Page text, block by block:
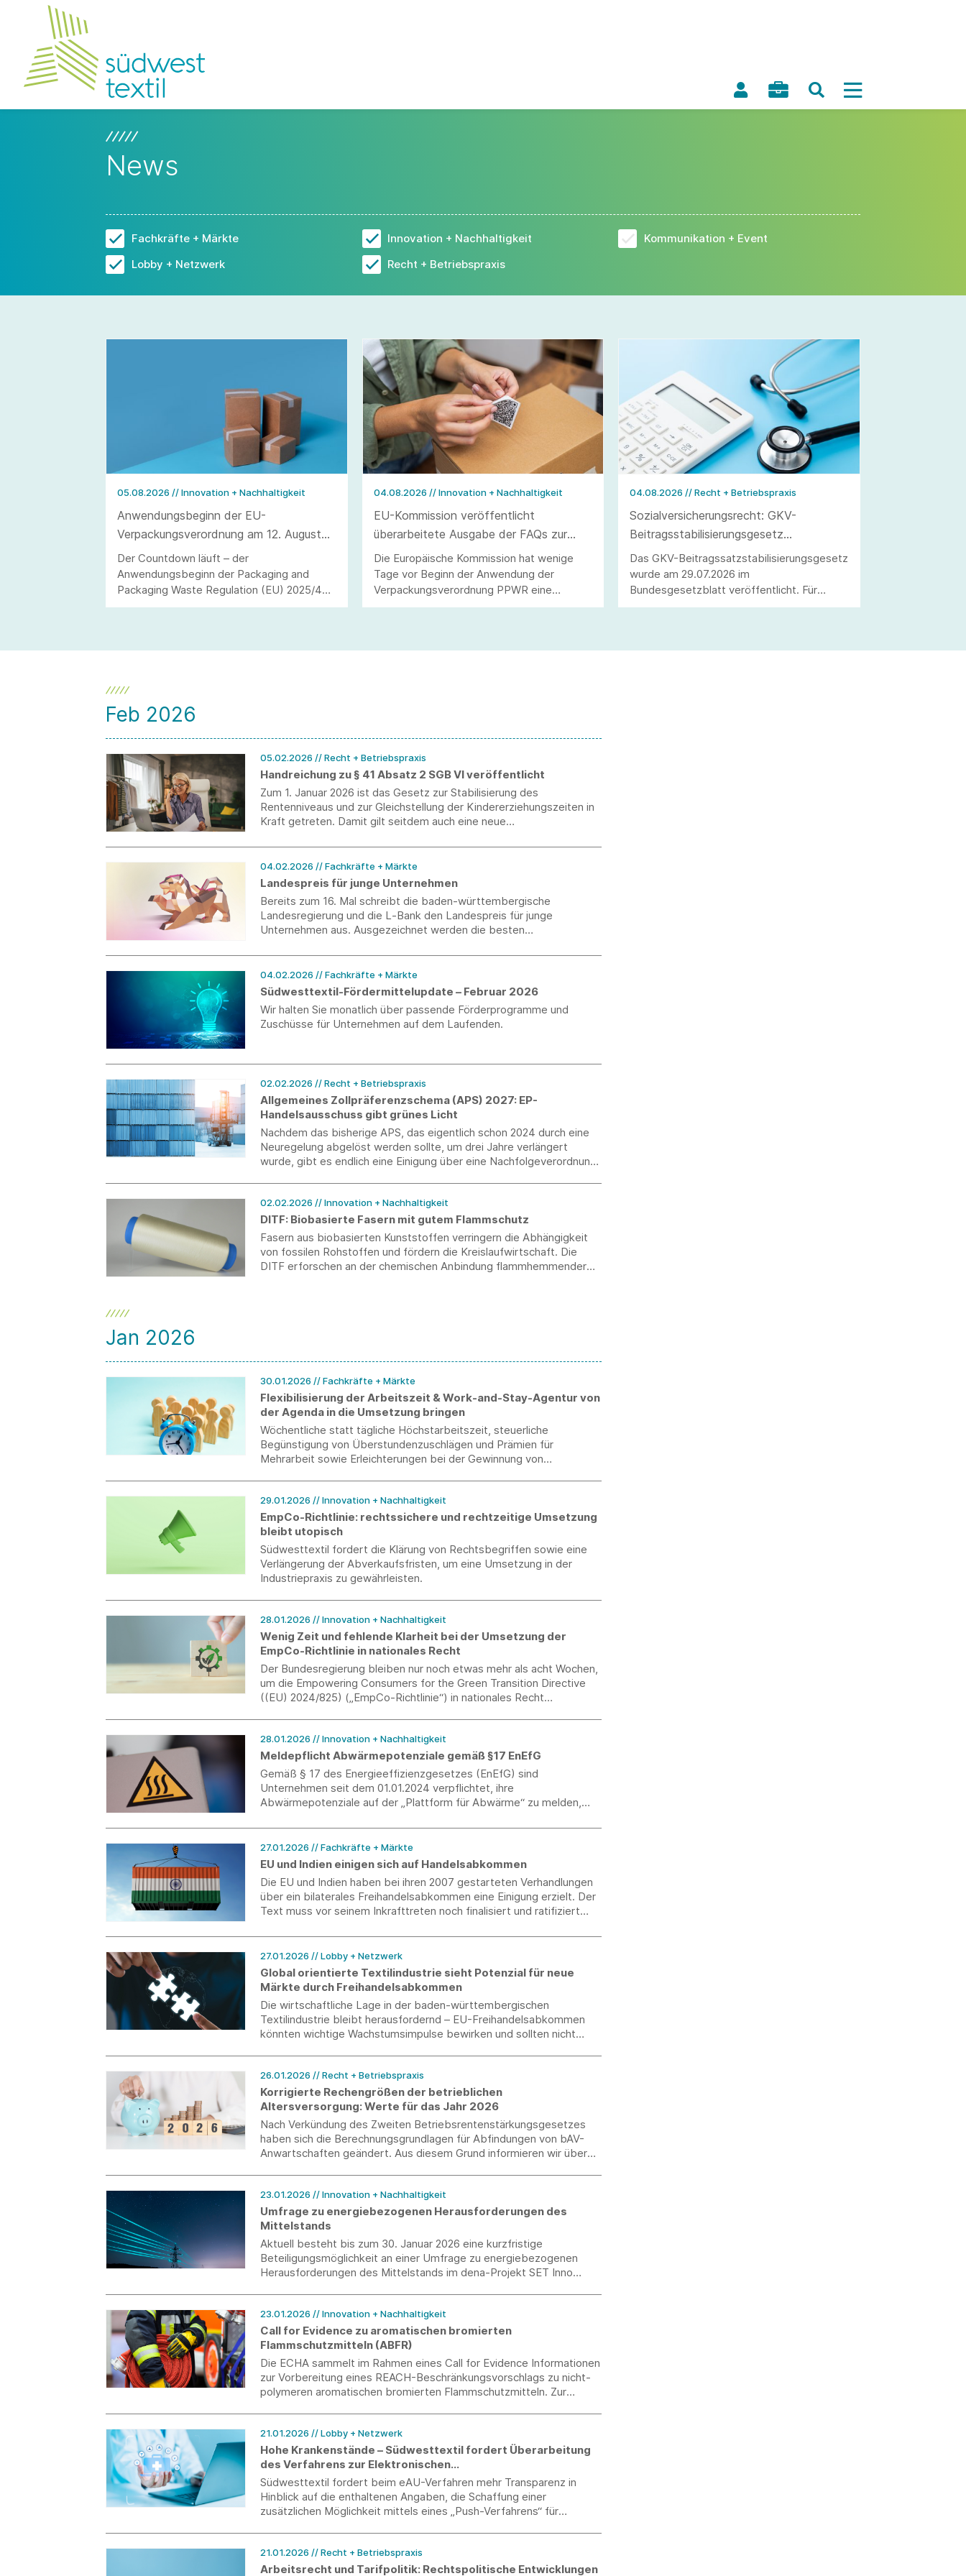
News
Fachkräfte + Märkte Innovation + Nachhaltigkeit
Kommunikation + Event
Lobby + Netzwerk
Recht + Betriebspraxis
05.08.2026 // Innovation + Nachhaltigkeit
Anwendungsbeginn der EU-
Verpackungsverordnung am 12. August
2026
Der Countdown läuft – der
Anwendungsbeginn der Packaging and
Packaging Waste Regulation (EU) 2025/40
(kurz: PPWR) steht in den Startlöchern.
04.08.2026 // Innovation + Nachhaltigkeit
EU-Kommission veröffentlicht
überarbeitete Ausgabe der FAQs zur
Verpackungsverordnung PPWR
Die Europäische Kommission hat wenige
Tage vor Beginn der Anwendung der
Verpackungsverordnung PPWR eine
überarbeitete Ausgabe ihrer FAQs
04.08.2026// Recht + Betriebspraxis
Sozialversicherungsrecht: GKV-
Beitragsstabilisierungsgesetz
veröffentlicht
Das GKV-Beitragssatzstabilisierungsgesetz
wurde am 29.07.2026 im
Bundesgesetzblatt veröffentlicht. Für
Arbeitgeber ergeben sich wesentliche
Einführung der Teilarbeitsunfähigkeit.
Feb 2026
05.02.2026 // Recht + Betriebspraxis
Handreichung zu § 41 Absatz 2 SGB VI veröffentlicht
Zum 1. Januar 2026 ist das Gesetz zur Stabilisierung des
Rentenniveaus und zur Gleichstellung der Kindererziehungszeiten in
Kraft getreten. Damit gilt seitdem auch eine neue
Die BDA hat dazu eine Handreichung erarbeitet.
04.02.2026 // Fachkräfte + Märkte
Landespreis für junge Unternehmen
Bereits zum 16. Mal schreibt die baden-württembergische
Landesregierung und die L‑Bank den Landespreis für junge
Unternehmen aus. Ausgezeichnet werden die besten
Bewerbungsphase läuft bis zum 13. Februar 2026.
04.02.2026 // Fachkräfte + Märkte
Südwesttextil-Fördermittelupdate – Februar 2026
Wir halten Sie monatlich über passende Förderprogramme und
Zuschüsse für Unternehmen auf dem Laufenden.
02.02.2026 // Recht + Betriebspraxis
Allgemeines Zollpräferenzschema (APS) 2027: EP-
Handelsausschuss gibt grünes Licht
Nachdem das bisherige APS, das eigentlich schon 2024 durch eine
Neuregelung abgelöst werden sollte, um drei Jahre verlängert
wurde, gibt es endlich eine Einigung über eine Nachfolgeverordnung
02.02.2026 // Innovation + Nachhaltigkeit
DITF: Biobasierte Fasern mit gutem Flammschutz
Fasern aus biobasierten Kunststoffen verringern die Abhängigkeit
von fossilen Rohstoffen und fördern die Kreislaufwirtschaft. Die
DITF erforschen an der chemischen Anbindung flammhemmender
Jan 2026
30.01.2026 // Fachkräfte + Märkte
Flexibilisierung der Arbeitszeit & Work-and-Stay-Agentur von
der Agenda in die Umsetzung bringen
Wöchentliche statt tägliche Höchstarbeitszeit, steuerliche
Begünstigung von Überstundenzuschlägen und Prämien für
Mehrarbeit sowie Erleichterungen bei der Gewinnung von
29.01.2026 // Innovation + Nachhaltigkeit
EmpCo-Richtlinie: rechtssichere und rechtzeitige Umsetzung
bleibt utopisch
Südwesttextil fordert die Klärung von Rechtsbegriffen sowie eine
Verlängerung der Abverkaufsfristen, um eine Umsetzung in der
Industriepraxis zu gewährleisten.
28.01.2026 // Innovation + Nachhaltigkeit
Wenig Zeit und fehlende Klarheit bei der Umsetzung der
EmpCo-Richtlinie in nationales Recht
Der Bundesregierung bleiben nur noch etwas mehr als acht Wochen,
um die Empowering Consumers for the Green Transition Directive
((EU) 2024/825) („EmpCo-Richtlinie“) in nationales Recht
Unternehmen in der Vorbereitung und Umsetzung weiter im Dunklen
tappen.
28.01.2026 // Innovation + Nachhaltigkeit
Meldepflicht Abwärmepotenziale gemäß §17 EnEfG
Gemäß § 17 des Energieeffizienzgesetzes (EnEfG) sind
Unternehmen seit dem 01.01.2024 verpflichtet, ihre
Abwärmepotenziale auf der „Plattform für Abwärme“ zu melden,
mehr als 2,5 GWh pro Jahr aufweisen.
27.01.2026 // Fachkräfte + Märkte
EU und Indien einigen sich auf Handelsabkommen
Die EU und Indien haben bei ihren 2007 gestarteten Verhandlungen
über ein bilaterales Freihandelsabkommen eine Einigung erzielt. Der
Text muss vor seinem Inkrafttreten noch finalisiert und ratifiziert
27.01.2026 // Lobby + Netzwerk
Global orientierte Textilindustrie sieht Potenzial für neue
Märkte durch Freihandelsabkommen
Die wirtschaftliche Lage in der baden-württembergischen
Textilindustrie bleibt herausfordernd – EU-Freihandelsabkommen
könnten wichtige Wachstumsimpulse bewirken und sollten nicht
26.01.2026 // Recht + Betriebspraxis
Korrigierte Rechengrößen der betrieblichen
Altersversorgung: Werte für das Jahr 2026
Nach Verkündung des Zweiten Betriebsrentenstärkungsgesetzes
haben sich die Berechnungsgrundlagen für Abfindungen von bAV-
Anwartschaften geändert. Aus diesem Grund informieren wir über
23.01.2026 // Innovation + Nachhaltigkeit
Umfrage zu energiebezogenen Herausforderungen des
Mittelstands
Aktuell besteht bis zum 30. Januar 2026 eine kurzfristige
Beteiligungsmöglichkeit an einer Umfrage zu energiebezogenen
Herausforderungen des Mittelstands im dena-Projekt SET Inno
23.01.2026 // Innovation + Nachhaltigkeit
Call for Evidence zu aromatischen bromierten
Flammschutzmitteln (ABFR)
Die ECHA sammelt im Rahmen eines Call for Evidence Informationen
zur Vorbereitung eines REACH-Beschränkungsvorschlags zu nicht-
polymeren aromatischen bromierten Flammschutzmitteln. Zur
21.01.2026 // Lobby + Netzwerk
Hohe Krankenstände – Südwesttextil fordert Überarbeitung
des Verfahrens zur Elektronischen
Arbeitsunfähigkeitsbescheinigung
Südwesttextil fordert beim eAU-Verfahren mehr Transparenz in
Hinblick auf die enthaltenen Angaben, die Schaffung einer
zusätzlichen Möglichkeit mittels eines „Push-Verfahrens“ für
21.01.2026 // Recht + Betriebspraxis
Arbeitsrecht und Tarifpolitik: Rechtspolitische Entwicklungen